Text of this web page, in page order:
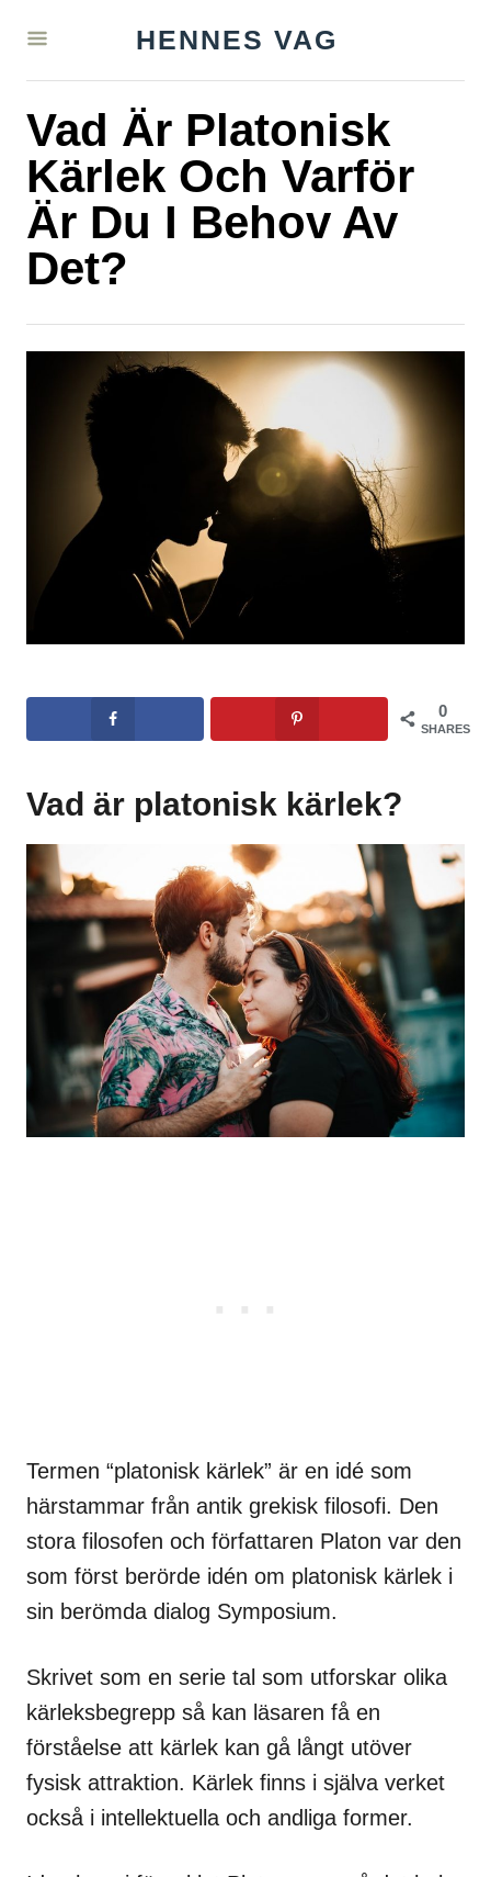
HENNES VAG
Vad Är Platonisk
Kärlek Och Varför
Är Du I Behov Av
Det?
0
SHARES
Vad är platonisk kärlek?
Termen “platonisk kärlek” är en idé som
härstammar från antik grekisk filosofi. Den
stora filosofen och författaren Platon var den
som först berörde idén om platonisk kärlek i
sin berömda dialog Symposium.
Skrivet som en serie tal som utforskar olika
kärleksbegrepp så kan läsaren få en
förståelse att kärlek kan gå långt utöver
fysisk attraktion. Kärlek finns i själva verket
också i intellektuella och andliga former.